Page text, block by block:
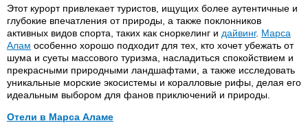
Hor Palace 3*
Horus 2*
Iberotel Arabella 4*
Iberotel Saraya Suites Resort
5*
Intercontinental 5*
Jasmin Village 3*
4*
Sunrise Palacio Resort 5*
Terrace 2* (бывш. Triton
Empire Terrace)
Triton Empire Beach 3*
(бывш. Three Corners Village)
Этот курорт привлекает туристов, ищущих более аутентичные и
глубокие впечатления от природы, а также поклонников
активных видов спорта, таких как сноркелинг и дайвинг. Марса
Алам особенно хорошо подходит для тех, кто хочет убежать от
шума и суеты массового туризма, насладиться спокойствием и
прекрасными природными ландшафтами, а также исследовать
уникальные морские экосистемы и коралловые рифы, делая его
идеальным выбором для фанов приключений и природы.
Отели в Марса Аламе